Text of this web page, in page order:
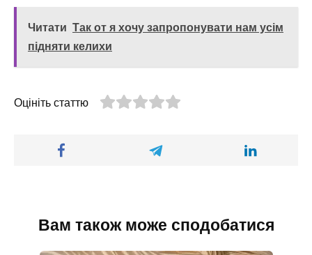
Читати Так от я хочу запропонувати нам усім
підняти келихи
Оцініть статтю
Вам також може сподобатися